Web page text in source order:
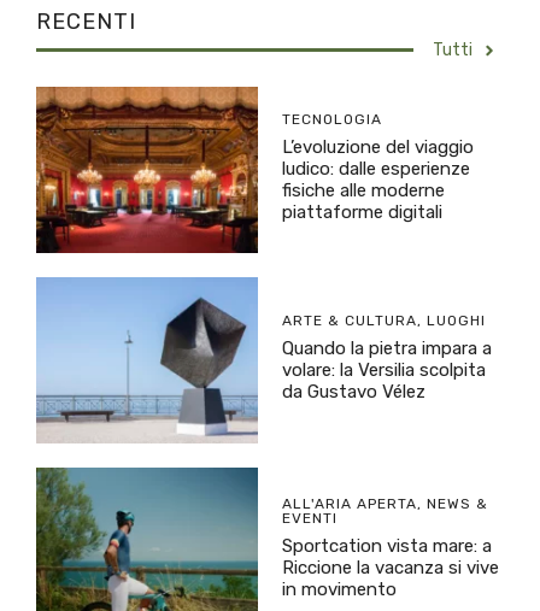
RECENTI
Tutti
TECNOLOGIA
L’evoluzione del viaggio
ludico: dalle esperienze
fisiche alle moderne
piattaforme digitali
ARTE & CULTURA, LUOGHI
Quando la pietra impara a
volare: la Versilia scolpita
da Gustavo Vélez
ALL'ARIA APERTA, NEWS &
EVENTI
Sportcation vista mare: a
Riccione la vacanza si vive
in movimento